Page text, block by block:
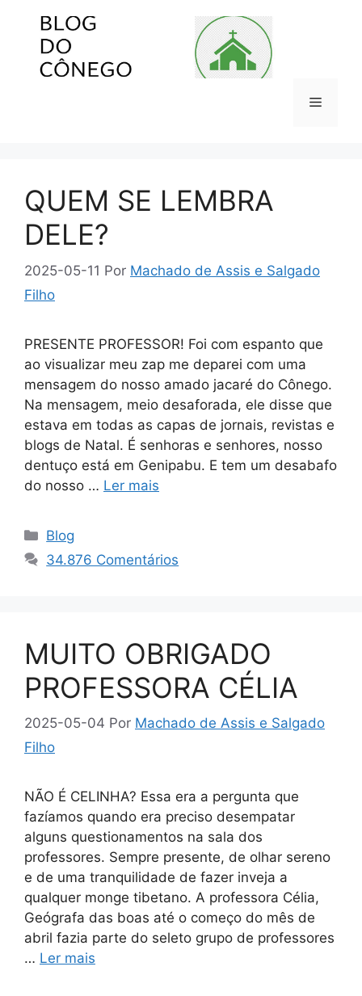
conteúdo
Menu
QUEM SE LEMBRA
DELE?
2025-05-11 Por Machado de Assis e Salgado
Filho
PRESENTE PROFESSOR! Foi com espanto que
ao visualizar meu zap me deparei com uma
mensagem do nosso amado jacaré do Cônego.
Na mensagem, meio desaforada, ele disse que
estava em todas as capas de jornais, revistas e
blogs de Natal. É senhoras e senhores, nosso
dentuço está em Genipabu. E tem um desabafo
do nosso … Ler mais
Categorias
Blog
34.876 Comentários
MUITO OBRIGADO
PROFESSORA CÉLIA
2025-05-04 Por Machado de Assis e Salgado
Filho
NÃO É CELINHA? Essa era a pergunta que
fazíamos quando era preciso desempatar
alguns questionamentos na sala dos
professores. Sempre presente, de olhar sereno
e de uma tranquilidade de fazer inveja a
qualquer monge tibetano. A professora Célia,
Geógrafa das boas até o começo do mês de
abril fazia parte do seleto grupo de professores
… Ler mais